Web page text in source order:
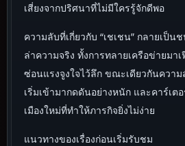
เสี่ยงจากปริศนาที่ไม่มีใครรู้จักดีพอ
ความลับที่เกี่ยวกับ “เชเชน” กลายเป็
ล่าความจริง ทั้งการทลายเครือข่ายมา
ซ่อนแรงจูงใจไว้ลึก ขณะเดียวกันควา
เริ่มเข้ามากดดันอย่างหนัก และคาร์เต
เมืองใหม่ที่ทำให้ภารกิจยิ่งไม่ง่าย
แนวทางของเรื่องก่อนเริ่มรับชม